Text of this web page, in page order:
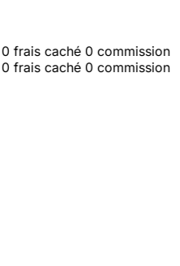
caché0 commission
caché0 commission